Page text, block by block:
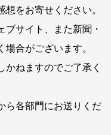
をお寄せください。
ブサイト、また新聞・
合がございます。
ねますのでご了承く
ら各部門にお送りくだ